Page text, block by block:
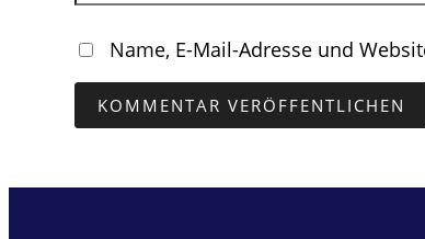
Name, E-Mail-Adresse und